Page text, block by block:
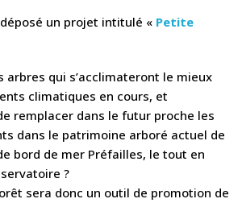
déposé un projet intitulé « Petite
arbres qui s’acclimateront le mieux
climatiques en cours, et
remplacer dans le futur proche les
dans le patrimoine arboré actuel de
bord de mer Préfailles, le tout en
?
sera donc un outil de promotion de